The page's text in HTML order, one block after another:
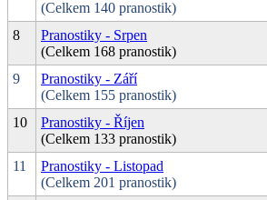
(Celkem 140 pranostik)
8
Pranostiky - Srpen
(Celkem 168 pranostik)
9
Pranostiky - Září
(Celkem 155 pranostik)
10
Pranostiky - Říjen
(Celkem 133 pranostik)
11
Pranostiky - Listopad
(Celkem 201 pranostik)